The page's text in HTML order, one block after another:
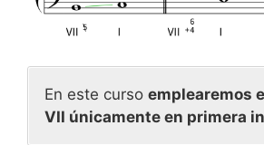
En este curso emplearemos
VII únicamente en primera